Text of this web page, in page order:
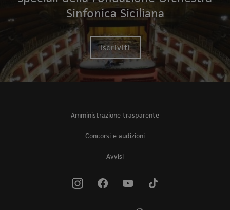
Sinfonica Siciliana
Iscriviti
Amministrazione trasparente
Concorsi e audizioni
Avvisi